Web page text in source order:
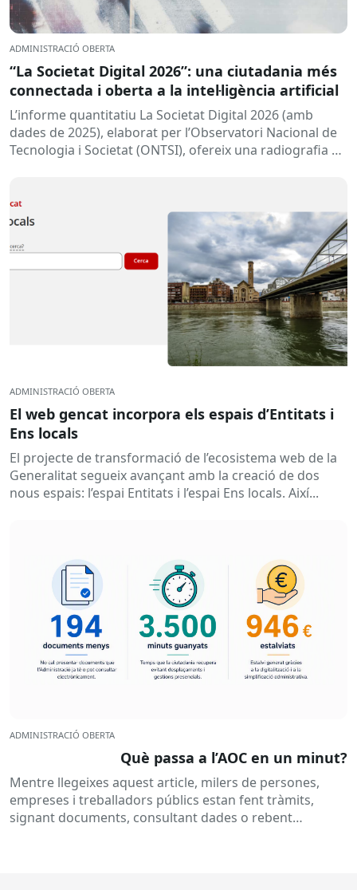
ADMINISTRACIÓ OBERTA
“La Societat Digital 2026”: una ciutadania més
connectada i oberta a la intel·ligència artificial
L’informe quantitatiu La Societat Digital 2026 (amb
dades de 2025), elaborat per l’Observatori Nacional de
Tecnologia i Societat (ONTSI), ofereix una radiografia de
ADMINISTRACIÓ OBERTA
El web gencat incorpora els espais d’Entitats i
Ens locals
El projecte de transformació de l’ecosistema web de la
Generalitat segueix avançant amb la creació de dos
nous espais: l’espai Entitats i l’espai Ens locals. Així...
ADMINISTRACIÓ OBERTA
Què passa a l’AOC en un minut?
Mentre llegeixes aquest article, milers de persones,
empreses i treballadors públics estan fent tràmits,
signant documents, consultant dades o rebent